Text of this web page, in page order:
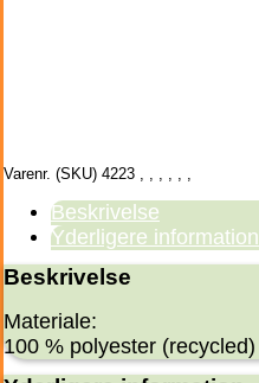
Varenr. (SKU) 4223 , , , , , ,
Beskrivelse
Yderligere information
Beskrivelse
Materiale:
100 % polyester (recycled)